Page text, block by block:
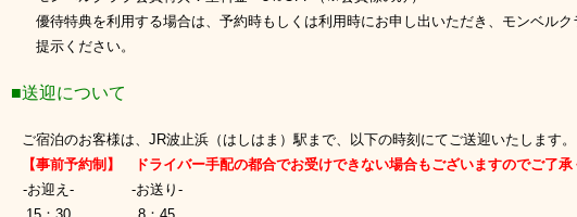
優待特典を利用する場合は、予約時もしくは利用時にお申し出いただき、モンベル
提示ください。
■送迎について
ご宿泊のお客様は、JR波止浜（はしはま）駅まで、以下の時刻にてご送迎いたします。
【事前予約制】 ドライバー手配の都合でお受けできない場合もございますのでご了承
-お迎え-
-お送り-